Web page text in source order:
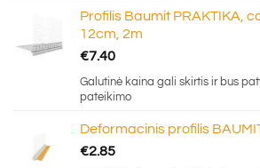
Profilis Baumit PRAKTIKA,
12cm, 2m
€7.40
Galutinė kaina gali skirtis ir bus
pateikimo
Deformacinis profilis
€2.85